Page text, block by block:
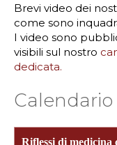
Brevi video dei
come sono
I video sono
visibili sul nostro
dedicata.
Calendario
Riflessi di medicina